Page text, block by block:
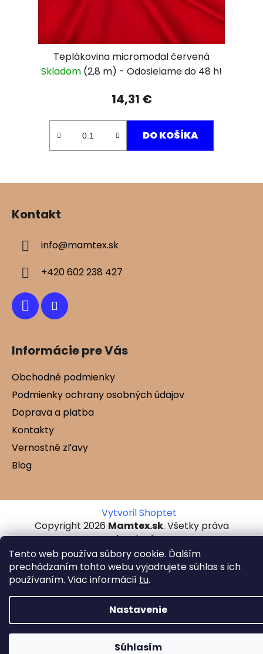
Tento web používa súbory cookie. Ďalším
prechádzaním tohto webu vyjadrujete súhlas s ich
používaním. Viac informácií tu.
Nastavenie
Súhlasím
Teplákovina micromodal červená
Skladom (2,8 m)
14,31 €
DO KOŠÍKA
Z
Kontakt
info@mamtex.sk
+420 602 238 427
Informácie pre Vás
Obchodné podmienky
Podmienky ochrany osobných údajov
Doprava a platba
Kontakty
Vernostné zľavy
Blog
Vytvoril Shoptet
Copyright 2026 Mamtex.sk. Všetky práva
vyhradené.